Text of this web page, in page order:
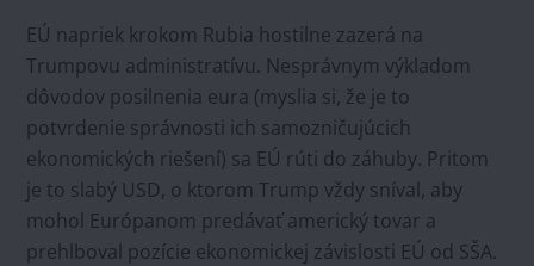
EÚ napriek krokom Rubia hostilne zazerá na
Trumpovu administratívu. Nesprávnym výkladom
dôvodov posilnenia eura (myslia si, že je to
potvrdenie správnosti ich samozničujúcich
ekonomických riešení) sa EÚ rúti do záhuby. Pritom
je to slabý USD, o ktorom Trump vždy sníval, aby
mohol Európanom predávať americký tovar a
prehlboval pozície ekonomickej závislosti EÚ od SŠA.